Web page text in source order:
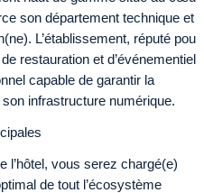
son département technique et
L’établissement, réputé pour
restauration et d’événementiel,
capable de garantir la
infrastructure numérique.
l’hôtel, vous serez chargé(e)
de tout l’écosystème